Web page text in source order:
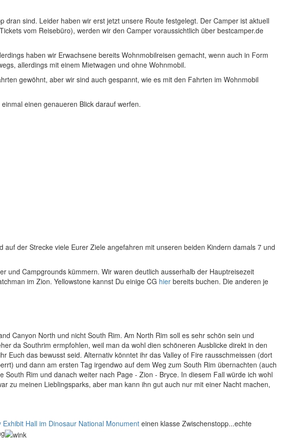
sind. Leider haben wir erst jetzt unsere Route festgelegt. Der Camper ist aktuell
vom Reisebüro), werden wir den Camper voraussichtlich über bestcamper.de
haben wir Erwachsene bereits Wohnmobilreisen gemacht, wenn auch in Form
allerdings mit einem Mietwagen und ohne Wohnmobil.
gewöhnt, aber wir sind auch gespannt, wie es mit den Fahrten im Wohnmobil
einen genaueren Blick darauf werfen.
der Strecke viele Eurer Ziele angefahren mit unseren beiden Kindern damals 7 und
und Campgrounds kümmern. Wir waren deutlich ausserhalb der Hauptreisezeit
im Zion. Yellowstone kannst Du einige CG hier bereits buchen. Die anderen je
Canyon North und nicht South Rim. Am North Rim soll es sehr schön sein und
da Southrim ermpfohlen, weil man da wohl dien schöneren Ausblicke direkt in den
Euch das bewusst seid. Alternativ könntet ihr das Valley of Fire rausschmeissen (dort
und dann am ersten Tag irgendwo auf dem Weg zum South Rim übernachten (auch
Rim und danach weiter nach Page - Zion - Bryce. In diesem Fall würde ich wohl
zu meinen Lieblingsparks, aber man kann ihn gut auch nur mit einer Nacht machen,
Exhibit Hall im Dinosaur National Monument einen klasse Zwischenstopp...echte